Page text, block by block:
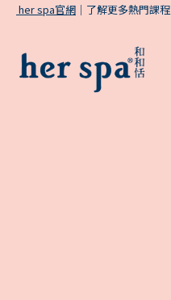
her spa官網 ｜了解更多熱門課程